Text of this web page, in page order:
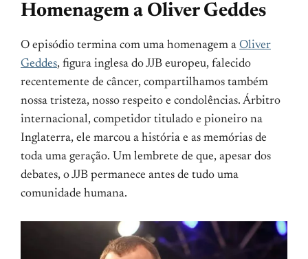
Homenagem a Oliver Geddes
O episódio termina com uma homenagem a Oliver
Geddes, figura inglesa do JJB europeu, falecido
recentemente de câncer, compartilhamos também
nossa tristeza, nosso respeito e condolências. Árbitro
internacional, competidor titulado e pioneiro na
Inglaterra, ele marcou a história e as memórias de
toda uma geração. Um lembrete de que, apesar dos
debates, o JJB permanece antes de tudo uma
comunidade humana.